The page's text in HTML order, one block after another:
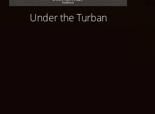
Under the Turban